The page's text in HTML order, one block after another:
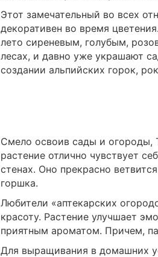
Этот замечательный во всех
декоративен во время
лето сиреневым, голубым,
лесах, и давно уже украшают
создании альпийских горок,
Смело освоив сады и огороды,
растение отлично чувствует
стенах. Оно прекрасно
горшка.
Любители «аптекарских
красоту. Растение улучшает
приятным ароматом. Причем,
Для выращивания в домашних